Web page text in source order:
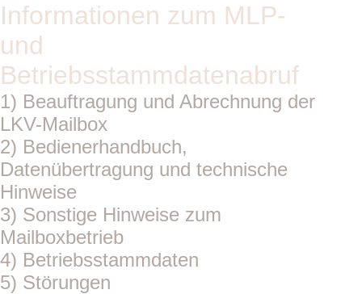
Informationen zum MLP-
und
Betriebsstammdatenabruf
1) Beauftragung und Abrechnung der
LKV-Mailbox
2) Bedienerhandbuch,
Datenübertragung und technische
Hinweise
3) Sonstige Hinweise zum
Mailboxbetrieb
4) Betriebsstammdaten
5) Störungen